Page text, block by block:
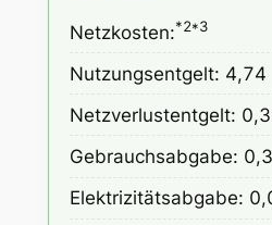
Netzkosten:*2*3
Nutzungsentgelt: 4,74
Netzverlustentgelt:
Gebrauchsabgabe:
Elektrizitätsabgabe: